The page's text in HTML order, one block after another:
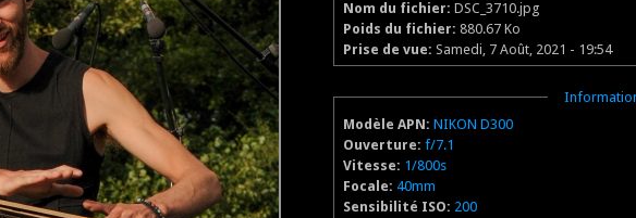
Nom du fichier: DSC_3710.jpg
Poids du fichier: 880.67 Ko
Prise de vue: Samedi, 7 Août, 2021 - 19:54
Masquer
Modèle APN: NIKON D300
Ouverture: f/7.1
Vitesse: 1/800s
Focale: 40mm
Sensibilité ISO: 200